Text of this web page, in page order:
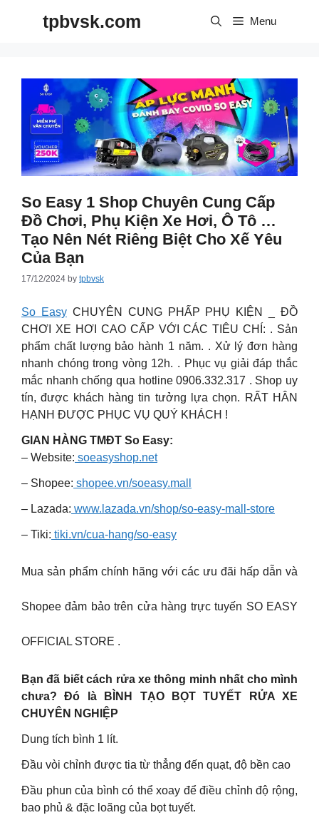
tpbvsk.com Menu
So Easy 1 Shop Chuyên Cung Cấp
Đồ Chơi, Phụ Kiện Xe Hơi, Ô Tô …
Tạo Nên Nét Riêng Biệt Cho Xế Yêu
Của Bạn
17/12/2024 by tpbvsk
So EasyCHUYÊN CUNG PHẤP PHỤ KIỆN _ ĐỒ
CHƠI XE HƠI CAO CẤP VỚI CÁC TIÊU CHÍ: . Sản
phẩm chất lượng bảo hành 1 năm. . Xử lý đơn hàng
nhanh chóng trong vòng 12h. . Phục vụ giải đáp thắc
mắc nhanh chống qua hotline 0906.332.317 . Shop uy
tín, được khách hàng tin tưởng lựa chọn. RẤT HÂN
HẠNH ĐƯỢC PHỤC VỤ QUÝ KHÁCH !
GIAN HÀNG TMĐT So Easy:
– Website: soeasyshop.net
– Shopee: shopee.vn/soeasy.mall
– Lazada: www.lazada.vn/shop/so-easy-mall-store
– Tiki: tiki.vn/cua-hang/so-easy
Mua sản phẩm chính hãng với các ưu đãi hấp dẫn và
Shopee đảm bảo trên cửa hàng trực tuyến SO EASY
OFFICIAL STORE .
Bạn đã biết cách rửa xe thông minh nhất cho mình
chưa? Đó là BÌNH TẠO BỌT TUYẾT RỬA XE
CHUYÊN NGHIỆP
Dung tích bình 1 lít.
Đầu vòi chỉnh được tia từ thẳng đến quạt, độ bền cao
Đầu phun của bình có thể xoay để điều chỉnh độ rộng,
bao phủ & đặc loãng của bọt tuyết.